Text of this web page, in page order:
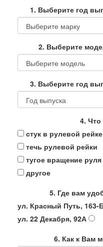
1. Выберите год
2. Выберите
3. Выберите год
4. Что
стук в рулевой рейке
течь рулевой рейки
тугое вращение руля
другое
5. Где вам
ул. Красный Путь, 163-
ул. 22 Декабря, 92А
6. Как к Вам